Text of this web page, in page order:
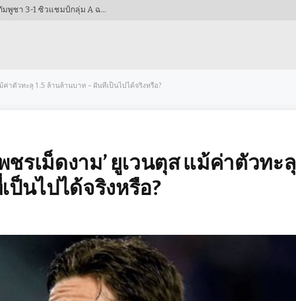
สองประตูจากดาวรุ่ง! เวียดนามฟอร์มดุอัดกัมพูชา 3-1 ซิวแชมป์กลุ่ม A ฉลุยรอบรองฯ AFF CUP 2026!
ค่าตัวทะลุ 1.5 ล้านล้านบาท – ฝันที่เป็นไปได้จริงหรือ?
รเม็ดงาม’ ยูเวนตุส แม้ค่าตัวทะลุ
ป็นไปได้จริงหรือ?